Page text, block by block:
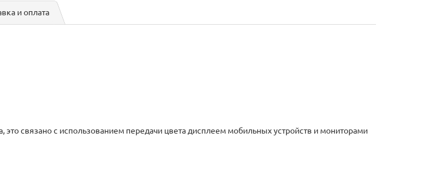
и оплата
это связано с использованием передачи цвета дисплеем мобильных устройств и мониторами